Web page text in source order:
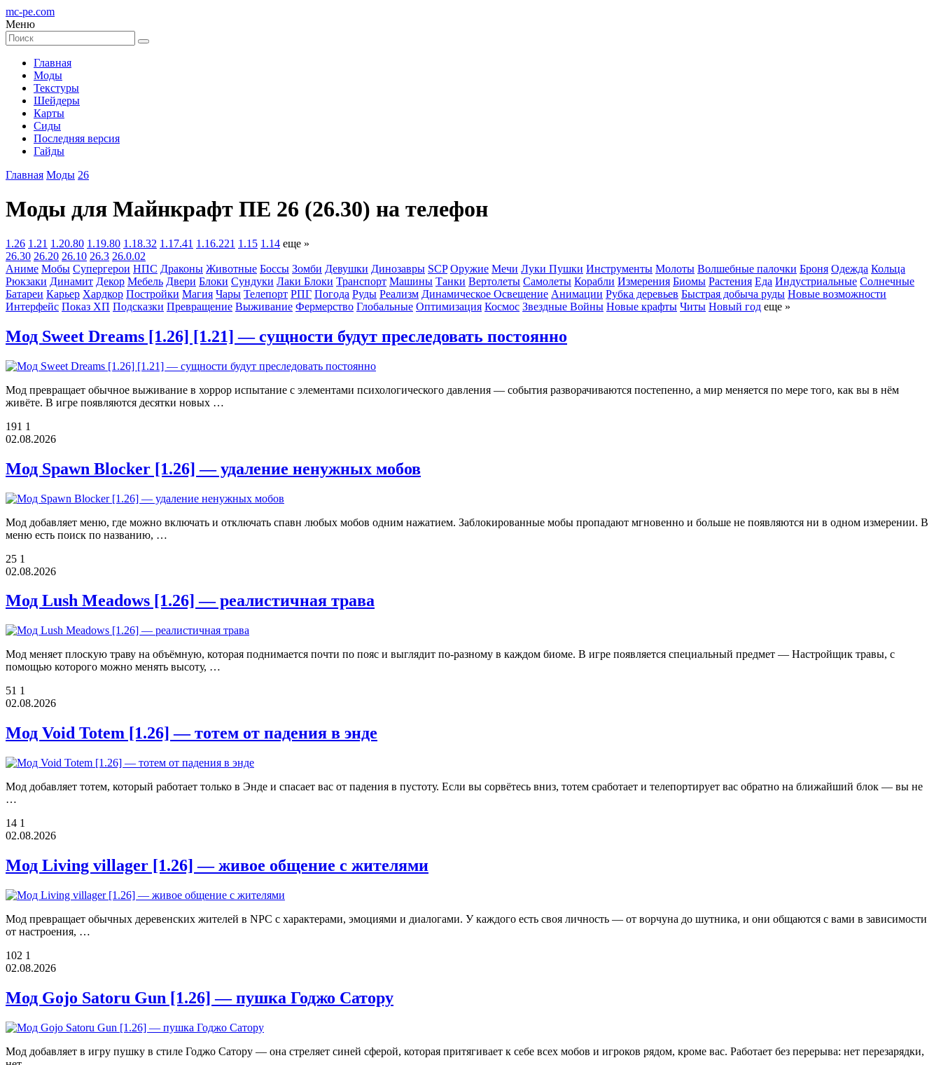
mc-pe.com
Меню
Главная
Моды
Текстуры
Шейдеры
Карты
Сиды
Последняя версия
Гайды
Главная Моды 26
Моды для Майнкрафт ПЕ 26 (26.30) на телефон
1.26 1.21 1.20.80 1.19.80 1.18.32 1.17.41 1.16.221 1.15 1.14 еще »
26.30 26.20 26.10 26.3 26.0.02
Аниме Мобы Супергерои НПС Драконы Животные Боссы Зомби Девушки Динозавры SCP Оружие Мечи Луки Пушки Инструменты Молоты Волшебные палочки Броня Одежда Кольца
Рюкзаки Динамит Декор Мебель Двери Блоки Сундуки Лаки Блоки Транспорт Машины Танки Вертолеты Самолеты Корабли Измерения Биомы Растения Еда Индустриальные Солнечные
Батареи Карьер Хардкор Постройки Магия Чары Телепорт РПГ Погода Руды Реализм Динамическое Освещение Анимации Рубка деревьев Быстрая добыча руды Новые возможности
Интерфейс Показ ХП Подсказки Превращение Выживание Фермерство Глобальные Оптимизация Космос Звездные Войны Новые крафты Читы Новый год еще »
Мод Sweet Dreams [1.26] [1.21] — сущности будут преследовать постоянно
Мод превращает обычное выживание в хоррор испытание с элементами психологического давления — события разворачиваются постепенно, а мир меняется по мере того, как вы в нём
живёте. В игре появляются десятки новых …
191 1
02.08.2026
Мод Spawn Blocker [1.26] — удаление ненужных мобов
Мод добавляет меню, где можно включать и отключать спавн любых мобов одним нажатием. Заблокированные мобы пропадают мгновенно и больше не появляются ни в одном измерении. В
меню есть поиск по названию, …
25 1
02.08.2026
Мод Lush Meadows [1.26] — реалистичная трава
Мод меняет плоскую траву на объёмную, которая поднимается почти по пояс и выглядит по-разному в каждом биоме. В игре появляется специальный предмет — Настройщик травы, с
помощью которого можно менять высоту, …
51 1
02.08.2026
Мод Void Totem [1.26] — тотем от падения в энде
Мод добавляет тотем, который работает только в Энде и спасает вас от падения в пустоту. Если вы сорвётесь вниз, тотем сработает и телепортирует вас обратно на ближайший блок — вы не
…
14 1
02.08.2026
Мод Living villager [1.26] — живое общение с жителями
Мод превращает обычных деревенских жителей в NPC с характерами, эмоциями и диалогами. У каждого есть своя личность — от ворчуна до шутника, и они общаются с вами в зависимости
от настроения, …
102 1
02.08.2026
Мод Gojo Satoru Gun [1.26] — пушка Годжо Сатору
Мод добавляет в игру пушку в стиле Годжо Сатору — она стреляет синей сферой, которая притягивает к себе всех мобов и игроков рядом, кроме вас. Работает без перерыва: нет перезарядки,